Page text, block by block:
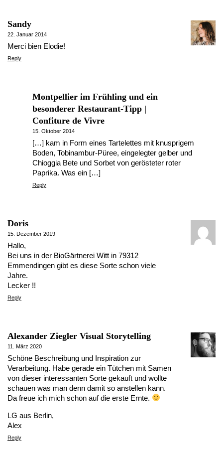
Sandy
22. Januar 2014
Merci bien Elodie!
Reply
Montpellier im Frühling und ein
besonderer Restaurant-Tipp |
Confiture de Vivre
15. Oktober 2014
[…] kam in Form eines Tartelettes mit knusprigem
Boden, Tobinambur-Püree, eingelegter gelber und
Chioggia Bete und Sorbet von gerösteter roter
Paprika. Was ein […]
Reply
Doris
15. Dezember 2019
Hallo,
Bei uns in der BioGärtnerei Witt in 79312
Emmendingen gibt es diese Sorte schon viele
Jahre.
Lecker !!
Reply
Alexander Ziegler Visual Storytelling
11. März 2020
Schöne Beschreibung und Inspiration zur
Verarbeitung. Habe gerade ein Tütchen mit Samen
von dieser interessanten Sorte gekauft und wollte
schauen was man denn damit so anstellen kann.
Da freue ich mich schon auf die erste Ernte.
LG aus Berlin,
Alex
Reply